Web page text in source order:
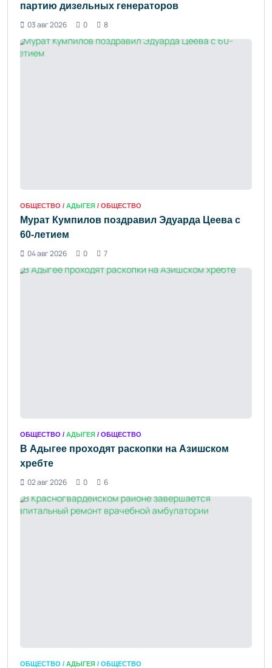
партию дизельных генераторов
03 авг 2026
0 8
ОБЩЕСТВО / АДЫГЕЯ / ОБЩЕСТВО
Мурат Кумпилов поздравил Эдуарда Цеева с
60-летием
04 авг 2026
0 7
ОБЩЕСТВО / АДЫГЕЯ / ОБЩЕСТВО
В Адыгее проходят раскопки на Азишском
хребте
02 авг 2026
0 6
ОБЩЕСТВО / АДЫГЕЯ / ОБЩЕСТВО